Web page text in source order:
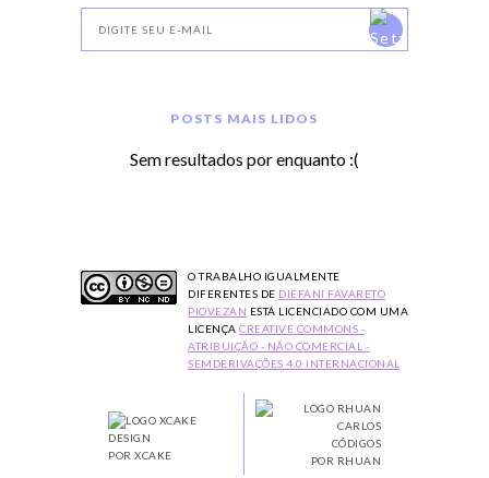
POSTS MAIS LIDOS
Sem resultados por enquanto :(
O TRABALHO IGUALMENTE
DIFERENTES DE DIÉFANI FAVARETO
PIOVEZAN ESTÁ LICENCIADO COM UMA
LICENÇA CREATIVE COMMONS -
ATRIBUIÇÃO - NÃO COMERCIAL -
SEMDERIVAÇÕES 4.0 INTERNACIONAL
DESIGN
POR XCAKE
CÓDIGOS
POR RHUAN